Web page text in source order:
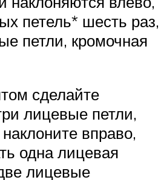
петель* шесть раз,
петли, кромочная
сделайте
лицевые петли,
вправо,
одна лицевая
лицевые